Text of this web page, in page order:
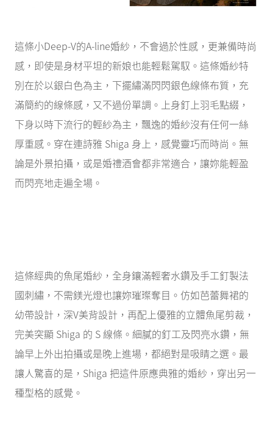
這條小Deep-V的A-line婚紗，不會過於性感，更兼備時尚
感，即使是身材平坦的新娘也能輕鬆駕馭。這條婚紗特
別在於以銀白色為主，下擺繡滿閃閃銀色線條布質，充
滿簡約的線條感，又不過份單調。上身釘上羽毛點綴，
下身以時下流行的輕紗為主，飄逸的婚紗沒有任何一絲
厚重感。穿在連詩雅 Shiga 身上，感覺靈巧而時尚。無
論是外景拍攝，或是婚禮酒會都非常適合，讓妳能輕盈
而閃亮地走遍全場。
這條經典的魚尾婚紗，全身鑲滿輕奢水鑽及手工釘製法
國刺繡，不需鎂光燈也讓妳璀璨奪目。仿如芭蕾舞裙的
幼帶設計，深V美背設計，再配上優雅的立體魚尾剪裁，
完美突顯 Shiga 的 S 線條。細膩的釘工及閃亮水鑽，無
論早上外出拍攝或是晚上進場，都絕對是吸睛之選。最
讓人驚喜的是，Shiga 把這件原應典雅的婚紗，穿出另一
種型格的感覺。